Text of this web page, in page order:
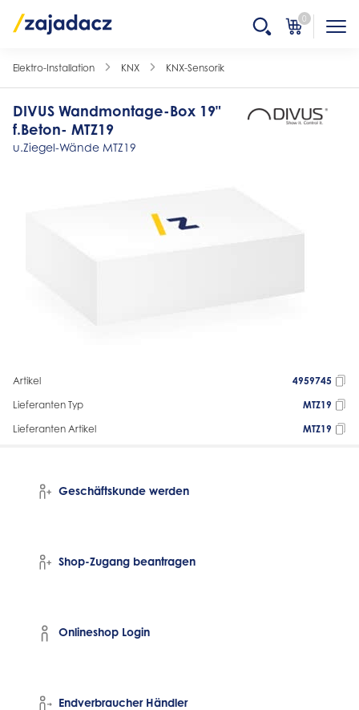
0
Elektro-Installation KNX KNX-Sensorik
DIVUS Wandmontage-Box 19"
f.Beton- MTZ19
u.Ziegel-Wände MTZ19
Artikel
4959745
Lieferanten Typ
MTZ19
Lieferanten Artikel
MTZ19
Geschäftskunde werden
Shop-Zugang beantragen
Onlineshop Login
Endverbraucher Händler